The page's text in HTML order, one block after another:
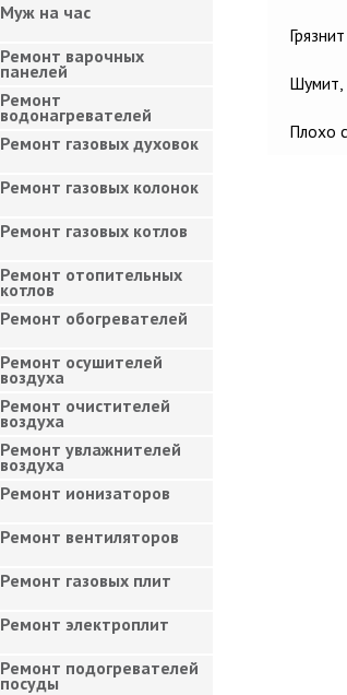
Шумит,
Плохо
Муж на час
Ремонт варочных
панелей
Ремонт
водонагревателей
Ремонт газовых духовок
Ремонт газовых колонок
Ремонт газовых котлов
Ремонт отопительных
котлов
Ремонт обогревателей
Ремонт осушителей
воздуха
Ремонт очистителей
воздуха
Ремонт увлажнителей
воздуха
Ремонт ионизаторов
Ремонт вентиляторов
Ремонт газовых плит
Ремонт электроплит
Ремонт подогревателей
посуды